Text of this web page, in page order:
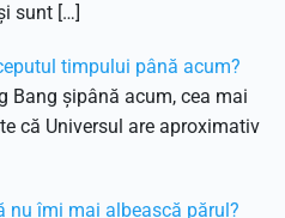
sunt […]
timpului până acum?
Bang șipână acum, cea mai
că Universul are aproximativ
nu îmi mai albească părul?